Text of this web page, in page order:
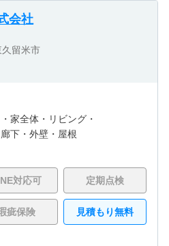
会社
留米市
家全体・ リビング・
廊下・ 外壁・ 屋根
対応可 定期点検
疵保険 見積もり無料